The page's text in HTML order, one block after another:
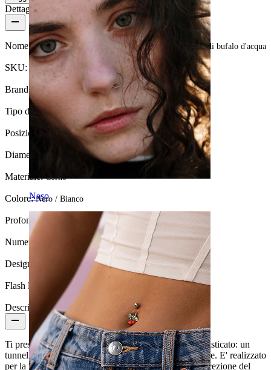
Naso
Dettagli del prodotto
Nome:Tunnel in colore nero con cerchio bianco in corno di bufalo d'acqua
SKU: Tunnel-37
Brand: Bodymod Trend
Tipo di gioiello: Tunnel, Tunnel rotondo
Posizione: Stretching
Diametro della dilatazione:8 mm.
Materiale:Corno
Colore:Nero / Bianco
Profondità:
Numero di pezzi:
Design:
Flash label: 3 per 2
Descrizione
Ti presentiamo un gioiello dal design semplice ma sofisticato: un
tunnel che si inserirà perfettamente nella tua dilatazione. E' realizzato
per la maggior parte in corno di bufalo d'acqua, ad eccezione del